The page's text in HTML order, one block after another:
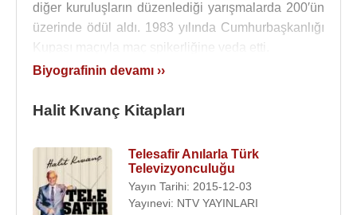
diğer kuruluşların düzenlediği yarışmalarda 200′ün
üzerinde ödül aldı. 1983 yılında Cumhurbaşkanlığı
Kupası maçıyla maç spikerliğine veda etti.
Yazar, spiker, sanat adamı olarak kabul edilen
eğitici çalışmaları ile hizmet vermesinden dolayı
Dalında büyük ödüle layık görüldü. 1983 yılında
Cumhurbaşkanlığı Kupası maçıyla maç spikerliğine
veda etti.
Biyografinin devamı ››
Halit Kıvanç Kitapları
Telesafir Anılarla Türk
Televizyonculuğu
Yayın Tarihi: 2015-12-03
Yayınevi: NTV YAYINLARI